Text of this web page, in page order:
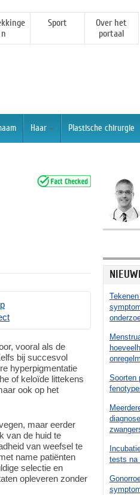
n
Sport
Over het
portaal
Haar Plastische chirurgie
Soorten
tests na
vooral als de
bij succesvol
hyperpigmentatie
of keloïde littekens
ook op het
maar eerder
van de huid te
van weefsel te
name patiënten
selectie en
opleveren zonder